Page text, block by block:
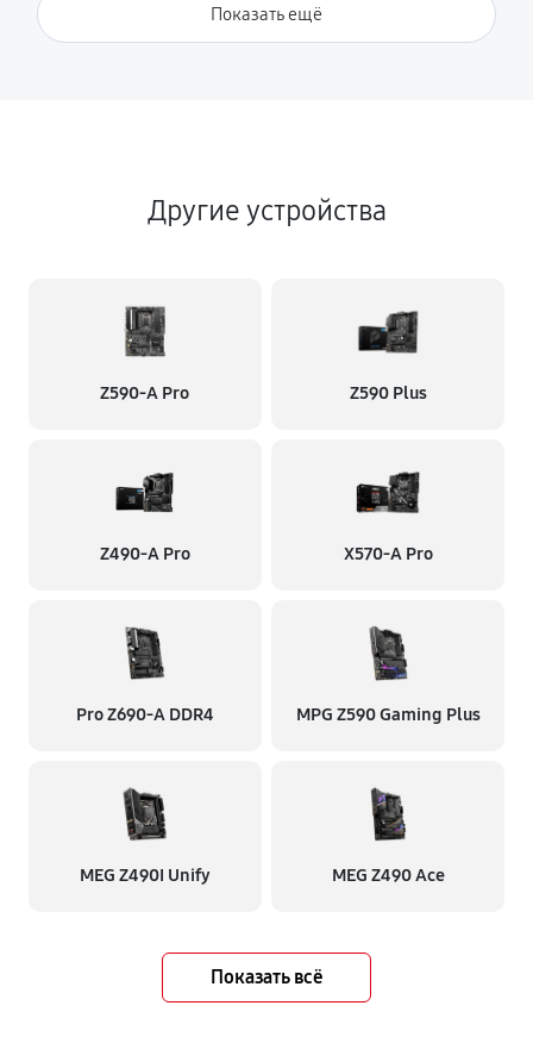
Показать ещё
Другие устройства
Z590-A Pro Z590 Plus
Z490-A Pro X570-A Pro
Pro Z690-A DDR4 MPG Z590 Gaming Plus
MEG Z490I Unify MEG Z490 Ace
Показать всё